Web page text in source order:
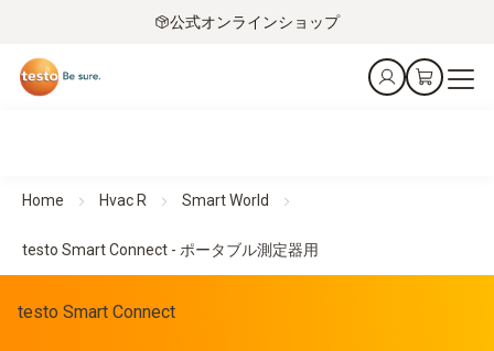
公式オンラインショップ
Home Hvac R Smart World
testo Smart Connect - ポータブル測定器用
testo Smart Connect